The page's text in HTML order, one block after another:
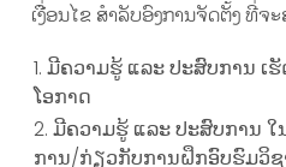
ເງື່ອນໄຂ ສໍາລັບອົງການຈັດຕັ້ງ ທີ່ຈ
ມີ​ຄວາມ​ຮູ້ ແລະ ປະ​ສົບ​ການ
ໂອກາດ
ມີ​ຄວາມ​ຮູ້ ແລະ ປະ​ສົບ​ການ ໃ
ການ/ກ່ຽວ​ກັບ​ການ​ຝຶກ​ອົບ​ຮົມ​ວິ​